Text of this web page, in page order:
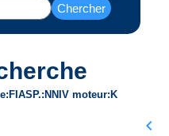
Chercher
FI ASP. N NIV moteur K
chevron_left